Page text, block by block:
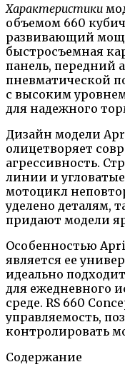
Характеристики
объемом 660
развивающий
быстросъемная
панель, передний
пневматической
с высоким
для надежного
Дизайн модели
олицетворяет
агрессивность.
линии и
мотоцикл
уделено деталям,
придают модели
Особенностью
является ее
идеально
для ежедневного
среде. RS 660
управляемость,
контролировать
Содержание